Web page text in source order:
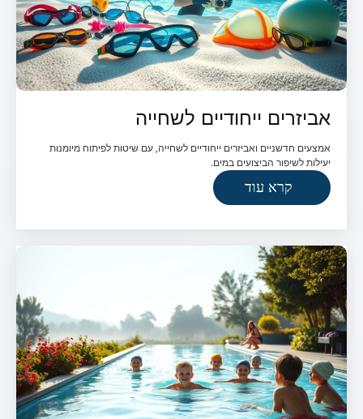
אביזרים ייחודיים לשחייה
אמצעים חדשניים ואביזרים ייחודיים לשחייה, עם שיטות לפיתוח מיומנות
יעילות לשיפור הביצועים במים.
קרא עוד